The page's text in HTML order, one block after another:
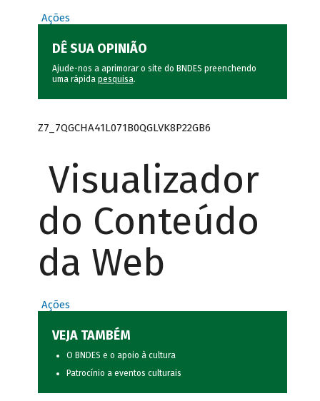
Ações
DÊ SUA OPINIÃO
Ajude-nos a aprimorar o site do BNDES preenchendo
uma rápida pesquisa.
Z7_7QGCHA41L071B0QGLVK8P22GB6
Visualizador
do Conteúdo
da Web
Ações
VEJA TAMBÉM
O BNDES e o apoio à cultura
Patrocínio a eventos culturais